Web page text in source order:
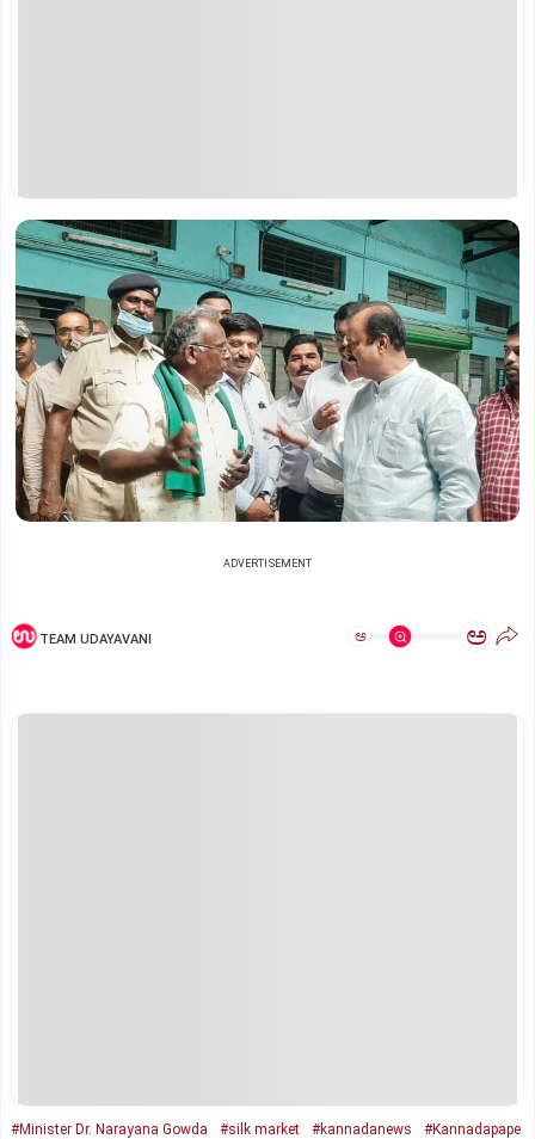
ADVERTISEMENT
TEAM UDAYAVANI ಅ ಅ
#Minister Dr. Narayana Gowda #silk market #kannadanews
#Kannadapape